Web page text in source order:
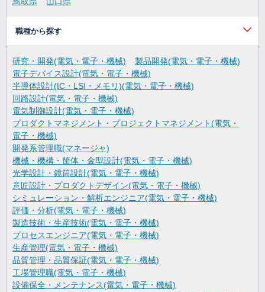
職種から探す
研究・開発(電気・電子・機械)
製品開発(電気・電子・機械)
電子デバイス設計(電気・電子・機械)
半導体設計(IC・LSI・メモリ)(電気・電子・機械)
回路設計(電気・電子・機械)
電気制御設計(電気・電子・機械)
プロダクトマネジメント・プロジェクトマネジメント(電気・
電子・機械)
開発系管理職(マネージャ)
機械・機構・筐体・金型設計(電気・電子・機械)
光学設計・鏡筒設計(電気・電子・機械)
意匠設計・プロダクトデザイン(電気・電子・機械)
シミュレーション・解析エンジニア(電気・電子・機械)
評価・分析(電気・電子・機械)
製造技術・生産技術(電気・電子・機械)
プロセスエンジニア(電気・電子・機械)
生産管理(電気・電子・機械)
品質管理・品質保証(電気・電子・機械)
工場管理職(電気・電子・機械)
設備保全・メンテナンス(電気・電子・機械)